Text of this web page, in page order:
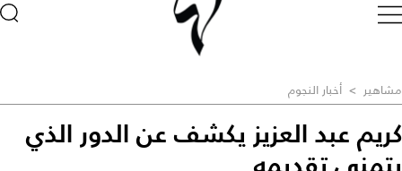
مشاهير > أخبار النجوم
كريم عبد العزيز يكشف عن الدور الذي